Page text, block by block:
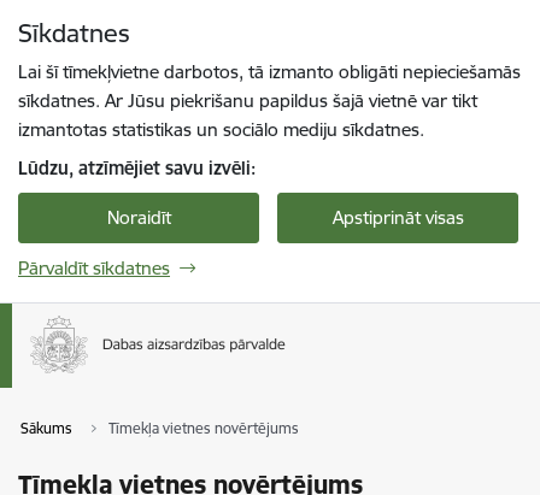
Sīkdatnes
Lai šī tīmekļvietne darbotos, tā izmanto obligāti nepieciešamās
sīkdatnes. Ar Jūsu piekrišanu papildus šajā vietnē var tikt
izmantotas statistikas un sociālo mediju sīkdatnes.
Lūdzu, atzīmējiet savu izvēli:
Noraidīt Apstiprināt visas
Pārvaldīt sīkdatnes
Sākums Tīmekļa vietnes novērtējums
Tīmekļa vietnes novērtējums